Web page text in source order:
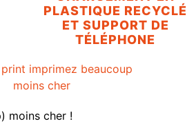
PLASTIQUE RECYCLÉ
ET SUPPORT DE
TÉLÉPHONE
moins cher !